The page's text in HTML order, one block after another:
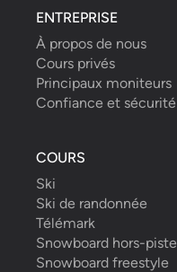
ENTREPRISE
À propos de nous
Cours privés
Principaux moniteurs
Confiance et sécurité
COURS
Ski
Ski de randonnée
Télémark
Snowboard hors-piste
Snowboard freestyle